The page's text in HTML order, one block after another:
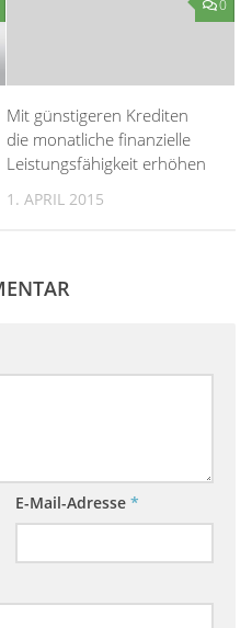
0
Mit günstigeren Krediten
die monatliche finanzielle
Leistungsfähigkeit erhöhen
1. APRIL 2015
E-Mail-Adresse *